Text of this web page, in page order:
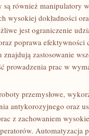
są również manipulatory
wysokiej dokładności
jest ograniczenie
poprawa efektywności
zastosowanie
prowadzenia prac w
przemysłowe,
antykorozyjnego oraz
z zachowaniem
Automatyzacja